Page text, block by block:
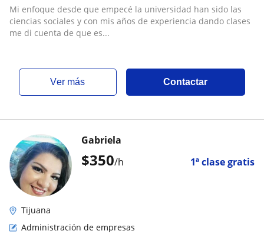
Mi enfoque desde que empecé la universidad han sido las
ciencias sociales y con mis años de experiencia dando clases
me di cuenta de que es...
ver más Contactar
$350/h 1ª clase gratis
Gabriela
Tijuana
Administración de empresas